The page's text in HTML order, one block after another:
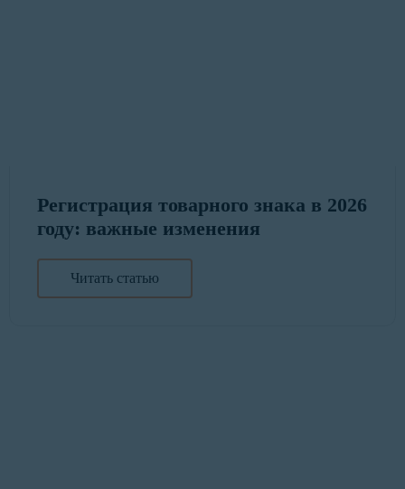
Регистрация товарного знака в 2026
году: важные изменения
Читать статью